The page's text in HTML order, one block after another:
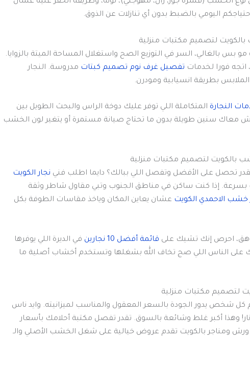
نوع الخشب (قشرة جوز، زان، مهوجني)، لونه، وطريقة الحفر عليه عشان
اليومي بالضبط بدون أي تنازلات عن الذوق.
بس بالغالي، السر في التوزيع الصح واستغلال المساحة الميتة بالزوايا.
فورا لخدمات تفصيل غرف نوم تصميم كبتات مدروسة. النجار
بطريقة انسيابية ومودرن.
النجارة المتكاملة اللي توفر عليك دوخة الراس والبحث الطويل بين
سنين طويلة بدون ما تحتاج صيانة مستمرة أو يتغير لون الخشب
تحصل على الأفضل وتفصل اللي ببالك؟ دايما اطلب فني نجار الكويت
إذا كنت ساكن في مناطق الجنوب وتبي مقاول شاطر وثقة
خشب الاحمدي الكويت عشان يعاين المكان وياخذ مقاسات الطوفة بكل
احرص إنك تشيك على قائمة أفضل 10 نجارين
في الديرة اللي يوفرها
على الناس اللي صج تخاف الله بشغلها وتستخدم أخشاب أصلية ما
كل شخص يدور الجودة بالسعر المعقول والمناسب لميزانيته. وايد ناس
وهذا أكبر غلط وشائعة بالسوق. تقدر تفصل مكتبة أحلامك بأسعار
ورش ومناجر بالكويت تقدم عروض خيالية على شغل الخشب الأصلي والـ